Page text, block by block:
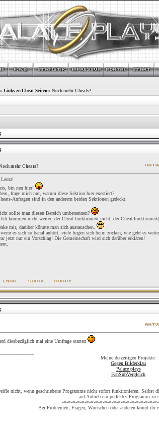
» Links zu Cheat-Seiten » Noch mehr Cheats?
mehr Cheats?
bin neu hier!
frage mich nur, warum diese Sektion hier exestiert?
Anfragen sind in den anderern beiden Sektionen gedeckt.
sollte man diesen Bereich umbenennen?
kommen nicht weiter, der Cheat funktioniert nicht, der Cheat funktioniert(
mir, darüber könnte man sich austauschen.
es sich so banal anhört, viele fragen sich beim zocken, wie geht es
jetzt nur ein Vorschlag! Die Gemeinschaft wird sich darüber erklären!
diesbezüglich mal eine Umfrage starten
Meine derzeitigen Projekte:
Gegen Bilderklau
Palace plays
FanSubVergleich
nicht, wenn geschriebene Programme nicht sofort funktionieren. Selbst
auf Anhieb ein perfektes Programm zu
-=-=-=-=-=-=-=-=-=-=-=-=-=-=-=-=-=-=-=-=-
Bei Problemen, Fragen, Wünschen oder anderen könnt ihr